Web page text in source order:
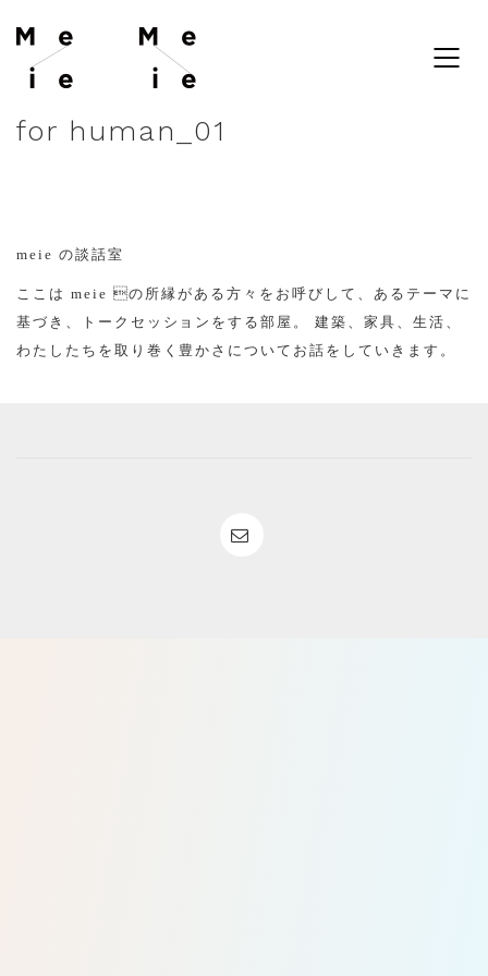
for human_01
meie の談話室
ここは meie の所縁がある方々をお呼びして、あるテーマに
基づき、トークセッションをする部屋。 建築、家具、生活、
わたしたちを取り巻く豊かさについてお話をしていきます。